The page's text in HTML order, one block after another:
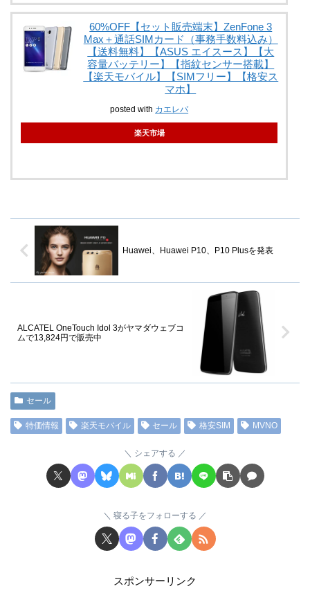
60%OFF【セット販売端末】ZenFone 3
Max＋通話SIMカード（事務手数料込み）
【送料無料】【ASUS エイスース】【大
容量バッテリー】【指紋センサー搭載】
【楽天モバイル】【SIMフリー】【格安ス
マホ】
posted with カエレバ
楽天市場
Huawei、Huawei P10、P10 Plusを発表
ALCATEL OneTouch Idol 3がヤマダウェブコ
ムで13,824円で販売中
セール
特価情報 楽天モバイル セール 格安SIM MVNO
シェアする
寝る子をフォローする
スポンサーリンク